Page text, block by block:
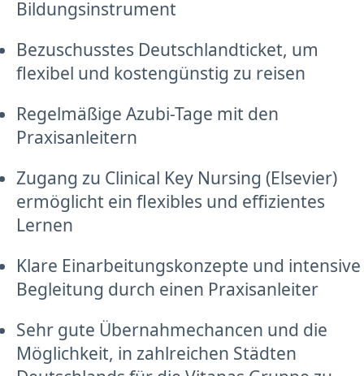
Bildungsinstrument
Bezuschusstes Deutschlandticket, um
flexibel und kostengünstig zu reisen
Regelmäßige Azubi-Tage mit den
Praxisanleitern
Zugang zu Clinical Key Nursing (Elsevier)
ermöglicht ein flexibles und effizientes
Lernen
Klare Einarbeitungskonzepte und intensive
Begleitung durch einen Praxisanleiter
Sehr gute Übernahmechancen und die
Möglichkeit, in zahlreichen Städten